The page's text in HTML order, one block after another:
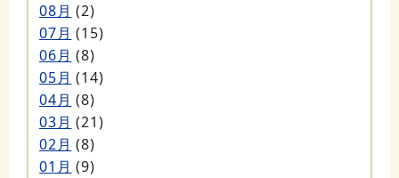
08月 (2)
07月 (15)
06月 (8)
05月 (14)
04月 (8)
03月 (21)
02月 (8)
01月 (9)